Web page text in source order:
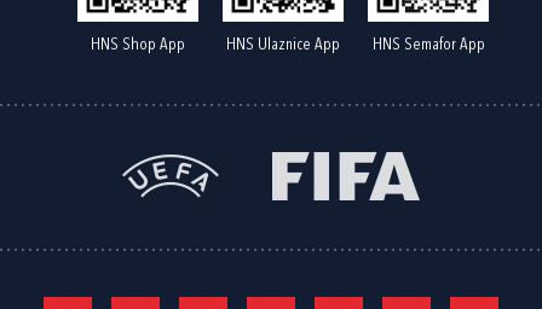
HNS Shop App HNS Ulaznice App HNS Semafor App